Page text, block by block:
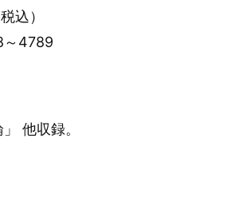
込）
～4789
他収録。